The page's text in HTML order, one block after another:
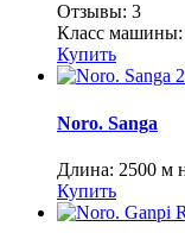
Отзывы: 3
Класс машины:
Купить
Noro. Sanga
Длина: 2500 м
Купить